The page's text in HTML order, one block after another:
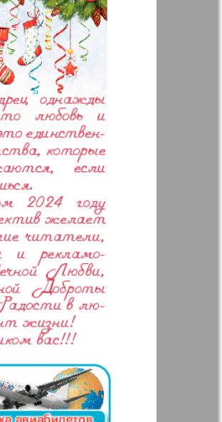
Анонс
Бизнес
Вестник-info
Wadim
Домашний
ресторан
Жизнь женщины